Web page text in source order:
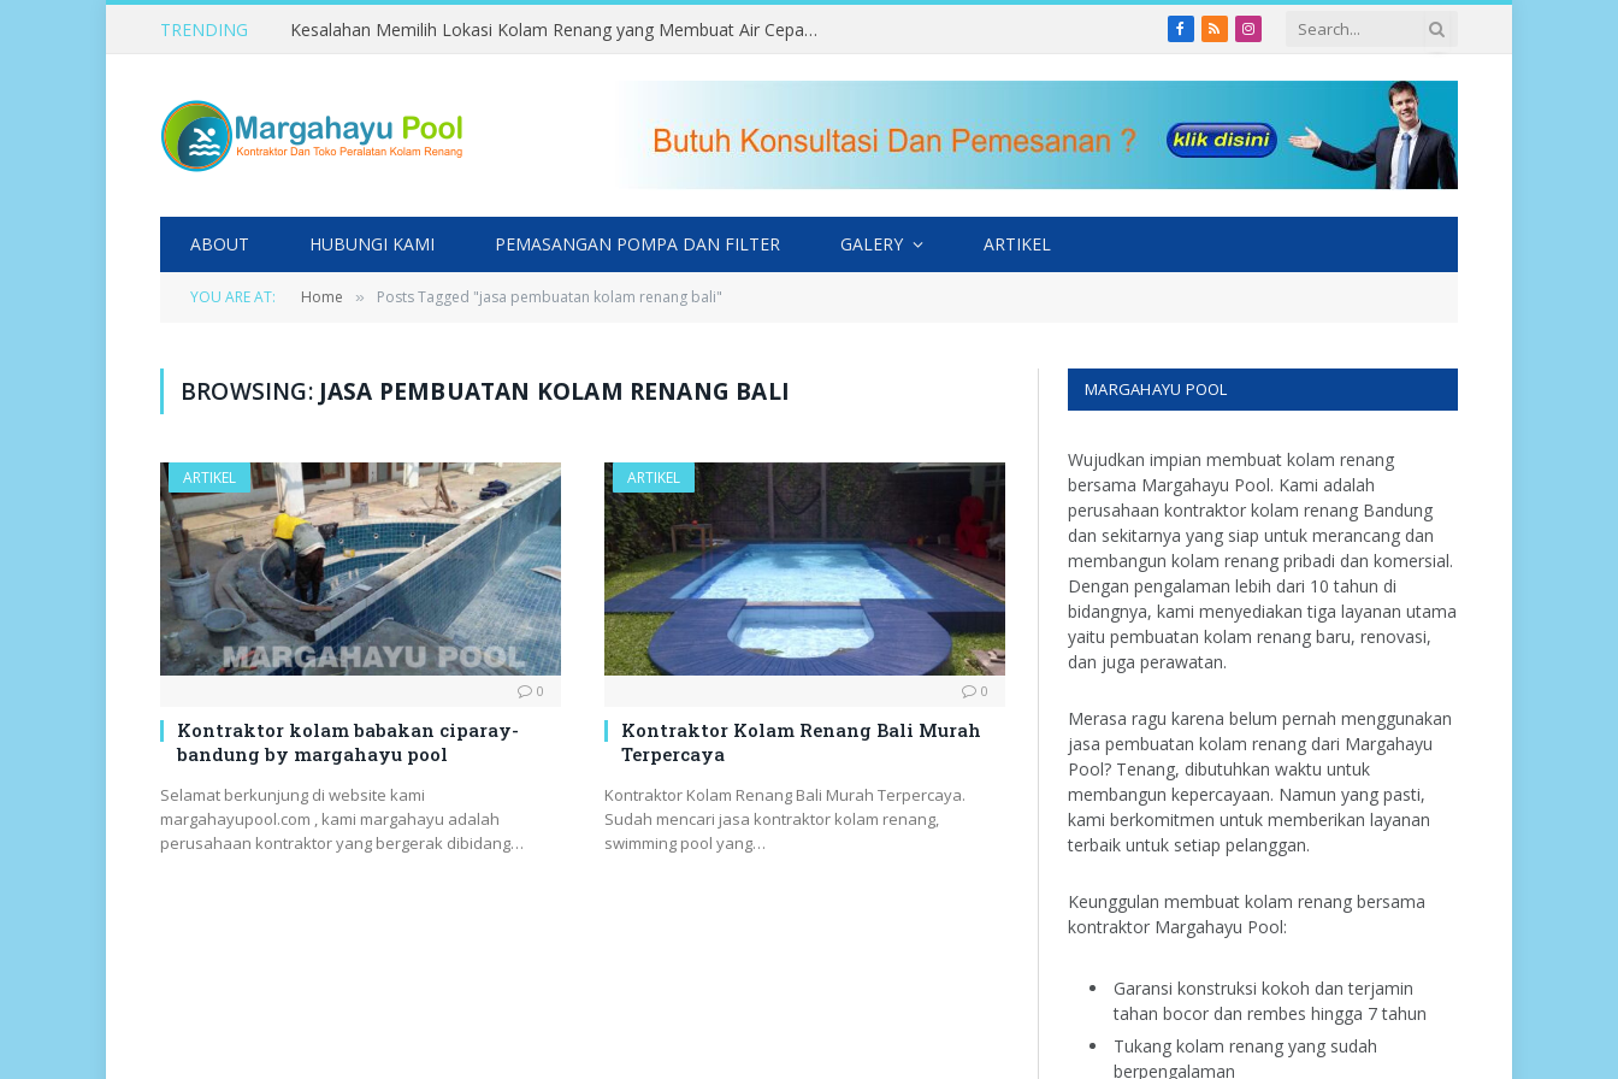
TRENDING Kesalahan Memilih Lokasi Kolam Renang yang Membuat Air Cepat Kotor Facebook
RSSInstagram
ABOUT HUBUNGI KAMI PEMASANGAN POMPA DAN FILTER GALERY ARTIKEL
YOU ARE AT: Home » Posts Tagged "jasa pembuatan kolam renang bali"
BROWSING: JASA PEMBUATAN KOLAM RENANG BALI
ARTIKEL
0
Kontraktor kolam babakan ciparay-
bandung by margahayu pool
Selamat berkunjung di website kami
margahayupool.com , kami margahayu adalah
perusahaan kontraktor yang bergerak dibidang…
ARTIKEL
0
Kontraktor Kolam Renang Bali Murah
Terpercaya
Kontraktor Kolam Renang Bali Murah Terpercaya.
Sudah mencari jasa kontraktor kolam renang,
swimming pool yang…
MARGAHAYU POOL
Wujudkan impian membuat kolam renang
bersama Margahayu Pool. Kami adalah
perusahaan kontraktor kolam renang Bandung
dan sekitarnya yang siap untuk merancang dan
membangun kolam renang pribadi dan komersial.
Dengan pengalaman lebih dari 10 tahun di
bidangnya, kami menyediakan tiga layanan utama
yaitu pembuatan kolam renang baru, renovasi,
dan juga perawatan.
Merasa ragu karena belum pernah menggunakan
jasa pembuatan kolam renang dari Margahayu
Pool? Tenang, dibutuhkan waktu untuk
membangun kepercayaan. Namun yang pasti,
kami berkomitmen untuk memberikan layanan
terbaik untuk setiap pelanggan.
Keunggulan membuat kolam renang bersama
kontraktor Margahayu Pool:
Garansi konstruksi kokoh dan terjamin
tahan bocor dan rembes hingga 7 tahun
Tukang kolam renang yang sudah
berpengalaman